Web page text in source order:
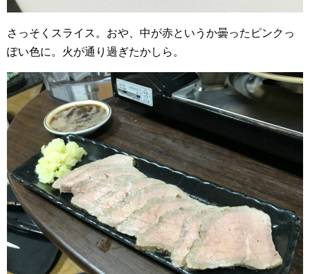
さっそくスライス。おや、中が赤というか曇ったピンクっ
ぽい色に。火が通り過ぎたかしら。